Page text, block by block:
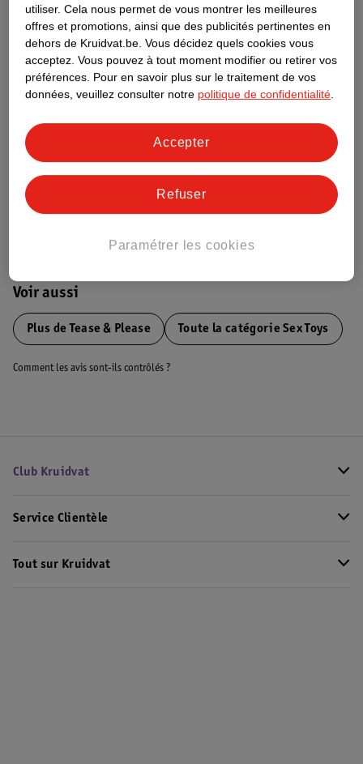
Informations relatives au produit
Informations figurant sur l'étiquette
Impact Score".
Plus d’informations
Voir aussi
Plus de Tease & Please Toute la catégorie Sex Toys
Comment les avis sont-ils contrôlés ?
Club Kruidvat
Service Clientèle
Tout sur Kruidvat
utiliser. Cela nous permet de vous montrer les meilleures
offres et promotions, ainsi que des publicités pertinentes en
dehors de Kruidvat.be. Vous décidez quels cookies vous
acceptez. Vous pouvez à tout moment modifier ou retirer vos
préférences. Pour en savoir plus sur le traitement de vos
données, veuillez consulter notre politique de confidentialité.
Paramétrer les cookies
Refuser
Accepter